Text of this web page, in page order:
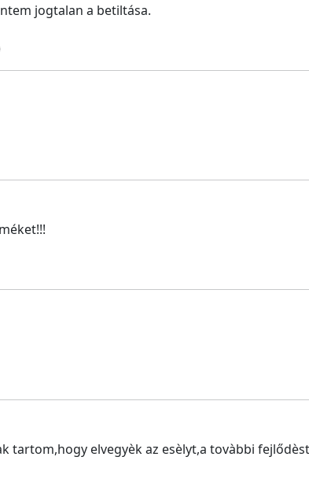
jogtalan a betiltása.
tartom,hogy elvegyèk az esèlyt,a tovàbbi